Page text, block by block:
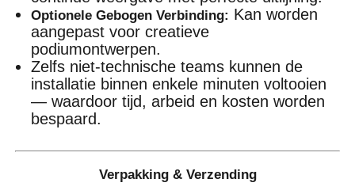
Optionele Gebogen Verbinding: Kan worden
aangepast voor creatieve
podiumontwerpen.
Zelfs niet-technische teams kunnen de
installatie binnen enkele minuten voltooien
— waardoor tijd, arbeid en kosten worden
bespaard.
Verpakking & Verzending